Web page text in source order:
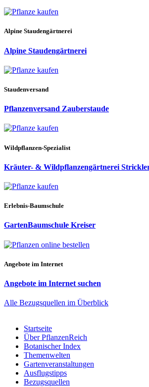
Alpine Staudengärtnerei
Alpine Staudengärtnerei
Staudenversand
Pflanzenversand Zauberstaude
Wildpflanzen-Spezialist
Kräuter- & Wildpflanzengärtnerei
Erlebnis-Baumschule
GartenBaumschule Kreiser
Angebote im Internet
Angebote im Internet suchen
Alle Bezugsquellen im Überblick
Startseite
Über PflanzenReich
Botanischer Index
Themenwelten
Gartenveranstaltungen
Ausflugstipps
Bezugsquellen